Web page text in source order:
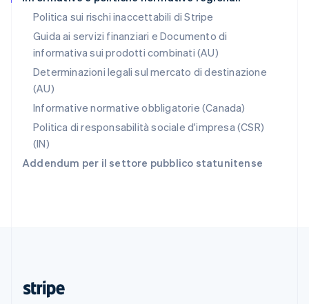
Politica sui rischi inaccettabili di Stripe
Guida ai servizi finanziari e Documento di
informativa sui prodotti combinati (AU)
Determinazioni legali sul mercato di destinazione
(AU)
Informative normative obbligatorie (Canada)
Politica di responsabilità sociale d'impresa (CSR)
(IN)
Addendum per il settore pubblico statunitense
Romania
Singapore
English简体中文
Slovacchia
English
EnglishItaliano
Spagna
Español
EnglishEspañol 简体中文